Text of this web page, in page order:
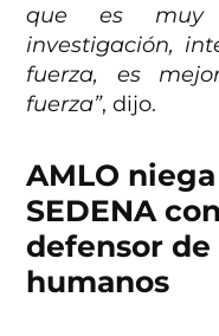
que es muy
investigación,
fuerza, es
fuerza”, dijo.
AMLO
SEDENA
defensor
humanos